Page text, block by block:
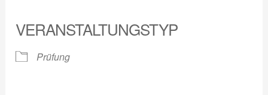
VERANSTALTUNGSTYP
Prüfung